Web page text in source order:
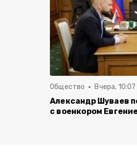
Общество Вчера, 10:07
Александр Шуваев
с военкором